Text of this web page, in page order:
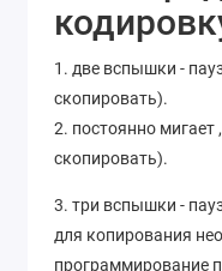
1. две вспышки -
скопировать).
2. постоянно
скопировать).
3. три вспышки -
для копирования
программирование